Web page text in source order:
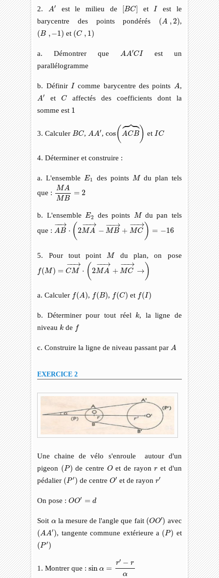
2. A′
A′ est le milieu de [BC]
[BC] et II
est le
barycentre des points pondérés ( A , 2)
(A ) ,
( B , −1 )
( B, ) et (C , 1 )
(C, )
a. Démontrer que A A′CI
A A′CI
est un
parallélogramme
b. Définir II comme barycentre des points A
A,
A′
A′ etC
Caffectés des coefficients dont la
somme est 11
3. Calculer BC
BC, A A′
A A′, cos(
ACB)
A CB⏞)
et IC
IC
4. Déterminer et construire :
a. L'ensemble E1
E1 des points M
Mdu plan tels
que :
M A
MB
= 2
M AM
b. L'ensemble E2
E2 des points M
Mdu pan tels
que :
−
−→
AB ⋅ (2
−−→
MA −
−−→
MB +
−−→
MC ) = −16
B ⋅( A→ M B C→ =
5. Pour tout point M
Mdu plan, on pose
f( M) =
−−→
CM ⋅ ( 2
−−→
M A +
−−→
MC → )
( M + →
a. Calculer f( A )
f(A) , f( B)
f(B) , f(C)
f(C) et f( I)
(I )
b. Déterminer pour tout réel k
k , la ligne de
niveau k
k de f
f
c. Construire la ligne de niveau passant par A
A
EXERCICE 2
Une chaine de vélo s'enroule autour d'un
pigeon (P)
( P) de centre O
Oet de rayonr
r et d'un
pédalier (P ′)
( P′) de centreO′
O′ et de rayon r′′
On pose :OO′ = d
OO′
Soit α
αla mesure de l'angle que fait (OO′)
(OO′) avec
(A A′)
( A A′), tangente commune extérieure a (P)
( P) et
(P ′)
( P′)
1. Montrer que :sin α =
r′ − r
α
α